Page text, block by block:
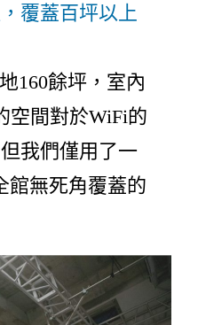
覆蓋百坪以上
160餘坪，室內
空間對於WiFi的
我們僅用了一
館無死角覆蓋的